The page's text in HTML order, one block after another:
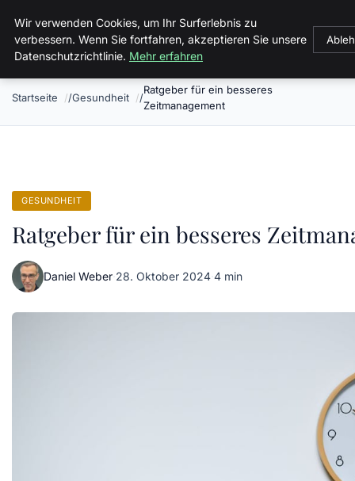
Malzminden
Startseite Gesundheit
Ratgeber für ein besseres
Zeitmanagement
GESUNDHEIT
Ratgeber für ein besseres
Daniel Weber·28. Oktober 2024·4 min
Wir verwenden Cookies, um Ihr Surferlebnis zu
verbessern. Wenn Sie fortfahren, akzeptieren Sie unsere
Datenschutzrichtlinie. Mehr erfahren